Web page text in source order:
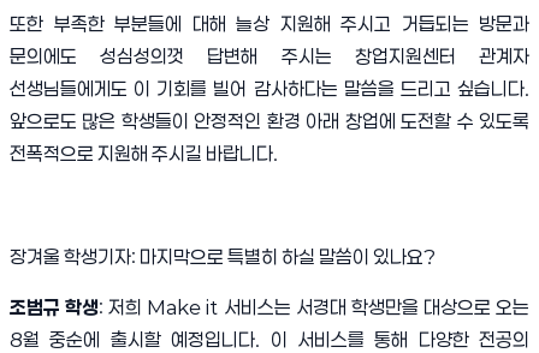
또한 부족한 부분들에 대해 늘상 지원해 주시고 거듭되는 방문과
문의에도 성심성의껏 답변해 주시는 창업지원센터 관계자
선생님들에게도 이 기회를 빌어 감사하다는 말씀을 드리고 싶습니다.
앞으로도 많은 학생들이 안정적인 환경 아래 창업에 도전할 수 있도록
전폭적으로 지원해 주시길 바랍니다.
장겨울 학생기자: 마지막으로 특별히 하실 말씀이 있나요?
조범규 학생:저희 Make it 서비스는 서경대 학생만을 대상으로 오는
8월 중순에 출시할 예정입니다. 이 서비스를 통해 다양한 전공의